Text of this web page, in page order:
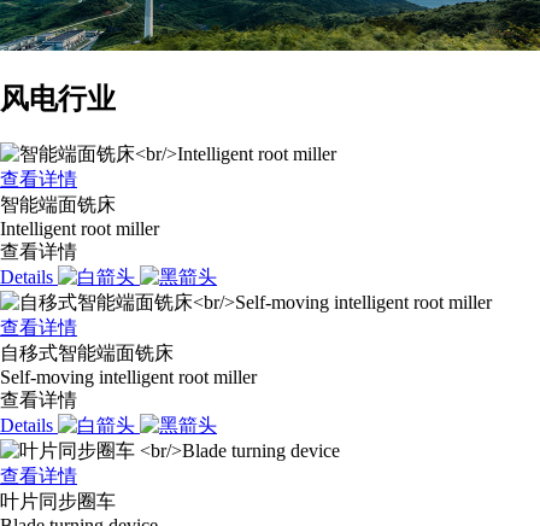
风电行业
查看详情
智能端面铣床
Intelligent root miller
查看详情
Details
查看详情
自移式智能端面铣床
Self-moving intelligent root miller
查看详情
Details
查看详情
叶片同步圈车